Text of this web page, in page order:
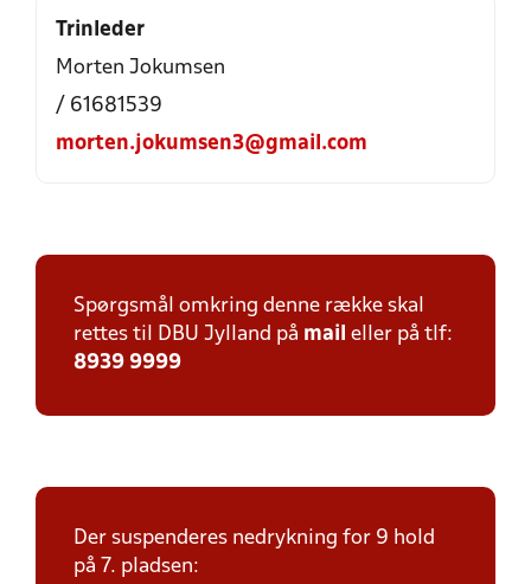
Trinleder
Morten Jokumsen
/ 61681539
morten.jokumsen3@gmail.com
Spørgsmål omkring denne række skal
rettes til DBU Jylland på mail eller på tlf:
8939 9999
Der suspenderes nedrykning for 9 hold
på 7. pladsen: